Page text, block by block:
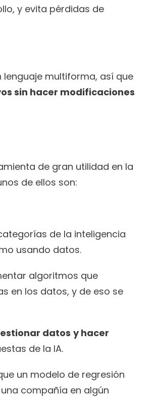
y evita pérdidas de
sin hacer modificaciones
de gran utilidad en la
de ellos son:
de la inteligencia
usando datos.
algoritmos que
en los datos, y de eso se
datos y hacer
de la IA.
un modelo de regresión
compañía en algún